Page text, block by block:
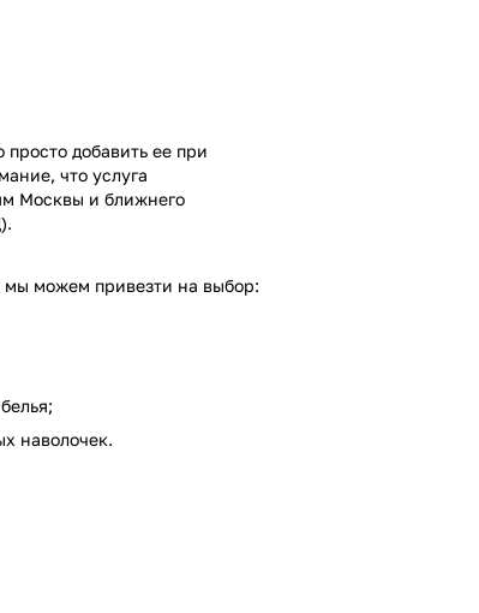
добавить ее при
что услуга
Москвы и ближнего
можем привезти на выбор:
наволочек.